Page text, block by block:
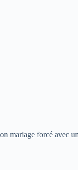
mariage forcé avec